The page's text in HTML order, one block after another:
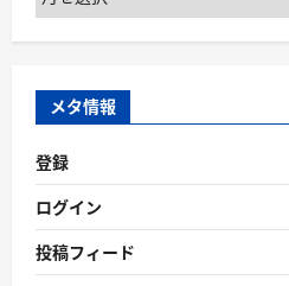
ー
カ
ブ
メタ情報
登録
ログイン
投稿フィード